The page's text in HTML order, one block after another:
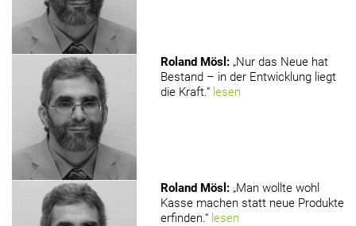
Roland Mösl : „Nur das Neue hat
Bestand – in der Entwicklung liegt
die Kraft.“ lesen
Roland Mösl : „Man wollte wohl
Kasse machen statt neue Produkte
erfinden.“ lesen